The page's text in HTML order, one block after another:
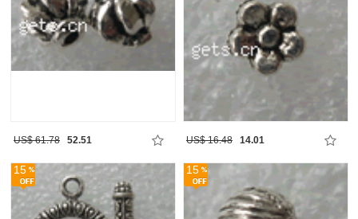
US$ 61.78 52.51 US$ 16.48 14.01
15 15